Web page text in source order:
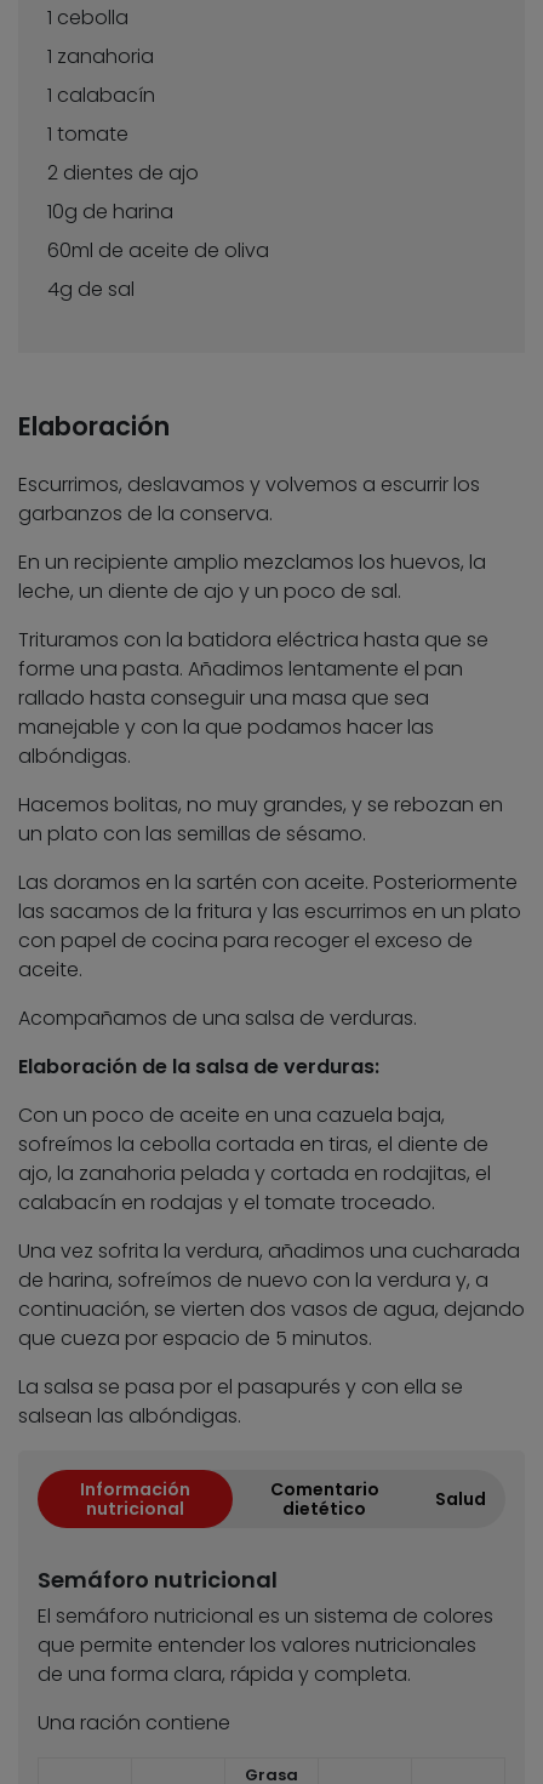
1 cebolla
1 zanahoria
1 calabacín
1 tomate
2 dientes de ajo
10g de harina
60ml de aceite de oliva
4g de sal
Elaboración
Escurrimos, deslavamos y volvemos a escurrir los
garbanzos de la conserva.
En un recipiente amplio mezclamos los huevos, la
leche, un diente de ajo y un poco de sal.
Trituramos con la batidora eléctrica hasta que se
forme una pasta. Añadimos lentamente el pan
rallado hasta conseguir una masa que sea
manejable y con la que podamos hacer las
albóndigas.
Hacemos bolitas, no muy grandes, y se rebozan en
un plato con las semillas de sésamo.
Las doramos en la sartén con aceite. Posteriormente
las sacamos de la fritura y las escurrimos en un plato
con papel de cocina para recoger el exceso de
aceite.
Acompañamos de una salsa de verduras.
Elaboración de la salsa de verduras:
Con un poco de aceite en una cazuela baja,
sofreímos la cebolla cortada en tiras, el diente de
ajo, la zanahoria pelada y cortada en rodajitas, el
calabacín en rodajas y el tomate troceado.
Una vez sofrita la verdura, añadimos una cucharada
de harina, sofreímos de nuevo con la verdura y, a
continuación, se vierten dos vasos de agua, dejando
que cueza por espacio de 5 minutos.
La salsa se pasa por el pasapurés y con ella se
salsean las albóndigas.
Información
nutricional
Comentario
dietético
Salud
Semáforo nutricional
El semáforo nutricional es un sistema de colores
que permite entender los valores nutricionales
de una forma clara, rápida y completa.
Una ración contiene
Grasa